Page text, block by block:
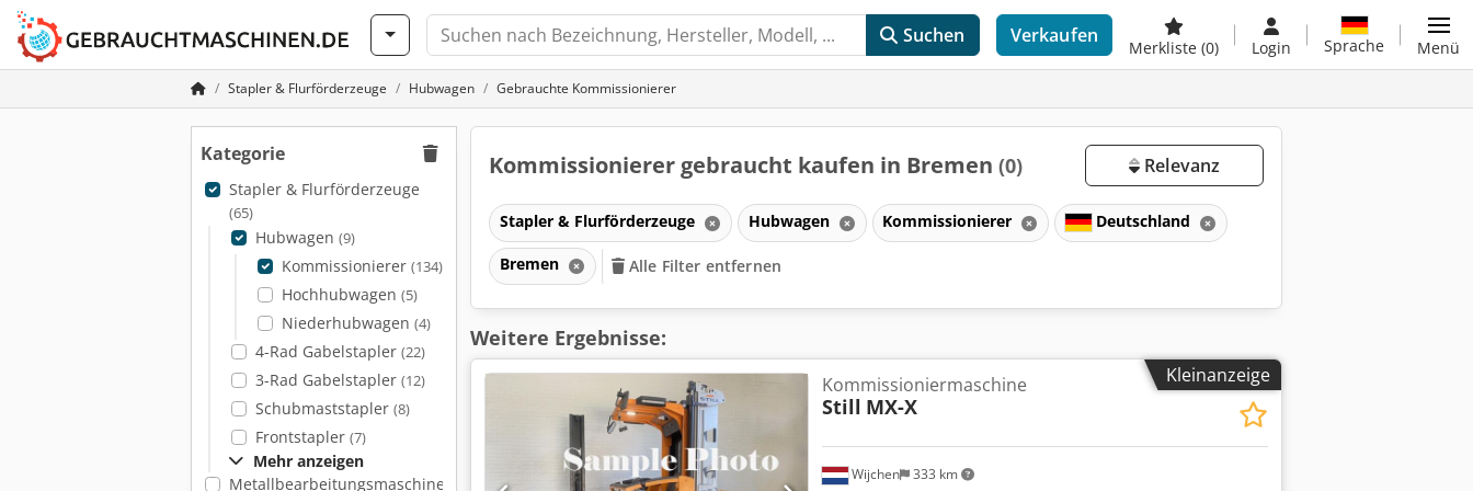
Suchen Verkaufen
Merkliste (0) Login Sprache Menü
Stapler & Flurförderzeuge Hubwagen Gebrauchte Kommissionierer
Kategorie
Stapler & Flurförderzeuge
(65)
Hubwagen (9)
Kommissionierer (134)
Hochhubwagen (5)
Niederhubwagen (4)
4-Rad Gabelstapler (22)
3-Rad Gabelstapler (12)
Schubmaststapler (8)
Frontstapler (7)
Mehr anzeigen
Metallbearbeitungsmaschinen
Kommissionierer gebraucht kaufen in Bremen (0) Relevanz
Stapler & Flurförderzeuge Hubwagen Kommissionierer Deutschland
Bremen Alle Filter entfernen
Weitere Ergebnisse:
Kleinanzeige
Wijchen 333 km
Kommissioniermaschine
Still MX-X